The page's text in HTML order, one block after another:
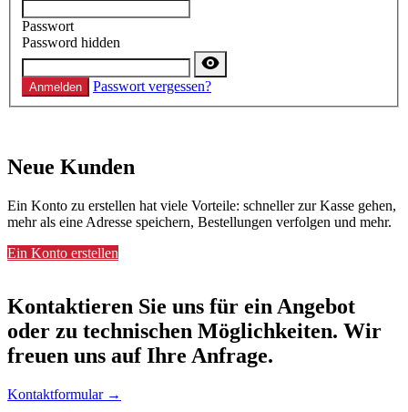
Passwort
Password hidden
Anmelden Passwort vergessen?
Neue Kunden
Ein Konto zu erstellen hat viele Vorteile: schneller zur Kasse gehen,
mehr als eine Adresse speichern, Bestellungen verfolgen und mehr.
Ein Konto erstellen
Kontaktieren Sie uns für ein Angebot
oder zu technischen Möglichkeiten. Wir
freuen uns auf Ihre Anfrage.
Kontaktformular →